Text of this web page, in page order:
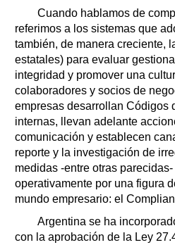
Cuando hablamos de
referimos a los sistemas que
también, de manera creciente,
estatales) para evaluar
integridad y promover una
colaboradores y socios de
empresas desarrollan Códigos
internas, llevan adelante
comunicación y establecen
reporte y la investigación de
medidas -entre otras
operativamente por una figura
mundo empresario: el
Argentina se ha
con la aprobación de la Ley